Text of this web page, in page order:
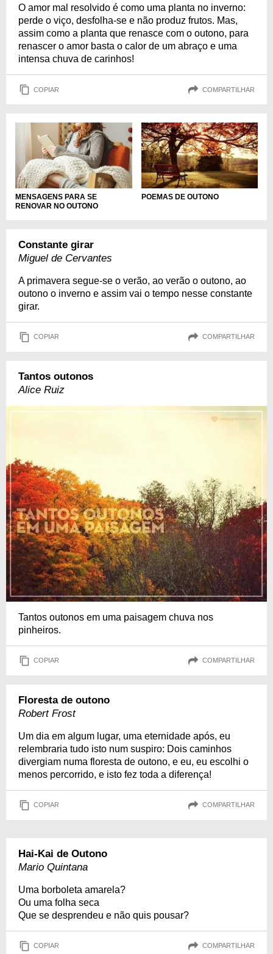
O amor mal resolvido é como uma planta no inverno:
perde o viço, desfolha-se e não produz frutos. Mas,
assim como a planta que renasce com o outono, para
renascer o amor basta o calor de um abraço e uma
intensa chuva de carinhos!
COPIAR COMPARTILHAR
MENSAGENS PARA SE
RENOVAR NO OUTONO
POEMAS DE OUTONO
Constante girar
Miguel de Cervantes
A primavera segue-se o verão, ao verão o outono, ao
outono o inverno e assim vai o tempo nesse constante
girar.
COPIAR COMPARTILHAR
Tantos outonos
Alice Ruiz
Tantos outonos em uma paisagem chuva nos
pinheiros.
COPIAR COMPARTILHAR
Floresta de outono
Robert Frost
Um dia em algum lugar, uma eternidade após, eu
relembraria tudo isto num suspiro: Dois caminhos
divergiam numa floresta de outono, e eu, eu escolhi o
menos percorrido, e isto fez toda a diferença!
COPIAR COMPARTILHAR
Hai-Kai de Outono
Mario Quintana
Uma borboleta amarela?
Ou uma folha seca
Que se desprendeu e não quis pousar?
COPIAR COMPARTILHAR